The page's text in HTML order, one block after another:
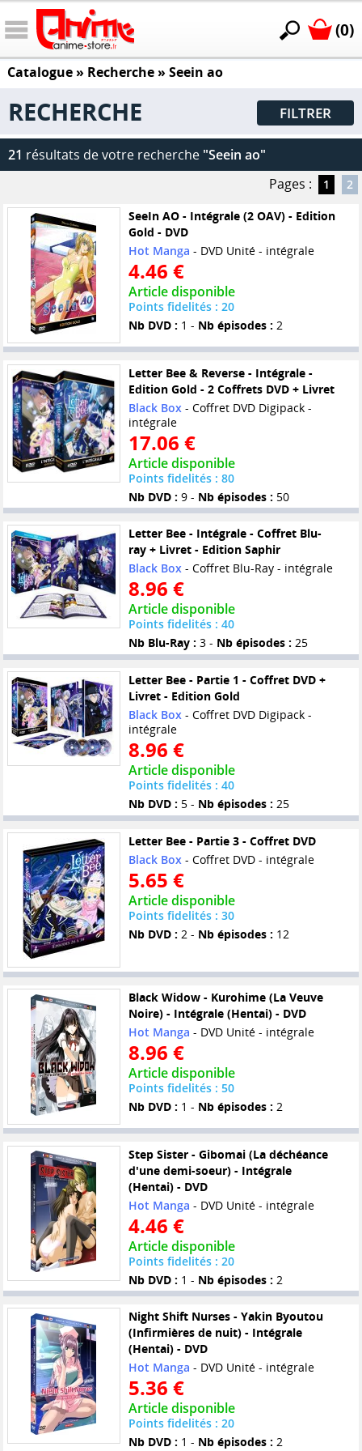
(0)
Catalogue» Recherche » Seein ao
RECHERCHE FILTRER
21 résultats de votre recherche "Seein ao"
Pages :
1 2
SeeIn AO - Intégrale (2 OAV) - Edition
Gold - DVD
Hot Manga - DVD Unité - intégrale
4.46 €
Article disponible
Points fidelités : 20
Nb DVD : 1 - Nb épisodes : 2
Letter Bee & Reverse - Intégrale -
Edition Gold - 2 Coffrets DVD + Livret
Black Box - Coffret DVD Digipack -
intégrale
17.06 €
Article disponible
Points fidelités : 80
Nb DVD : 9 - Nb épisodes : 50
Letter Bee - Intégrale - Coffret Blu-
ray + Livret - Edition Saphir
Black Box- Coffret Blu-Ray - intégrale
8.96 €
Article disponible
Points fidelités : 40
Nb Blu-Ray : 3 - Nb épisodes : 25
Letter Bee - Partie 1 - Coffret DVD +
Livret - Edition Gold
Black Box- Coffret DVD Digipack -
intégrale
8.96 €
Article disponible
Points fidelités : 40
Nb DVD : 5 - Nb épisodes : 25
Letter Bee - Partie 3 - Coffret DVD
Black Box- Coffret DVD - intégrale
5.65 €
Article disponible
Points fidelités : 30
Nb DVD : 2 - Nb épisodes : 12
Black Widow - Kurohime (La Veuve
Noire) - Intégrale (Hentai) - DVD
Hot Manga - DVD Unité - intégrale
8.96 €
Article disponible
Points fidelités : 50
Nb DVD : 1 - Nb épisodes : 2
Step Sister - Gibomai (La déchéance
d'une demi-soeur) - Intégrale
(Hentai) - DVD
Hot Manga - DVD Unité - intégrale
4.46 €
Article disponible
Points fidelités : 20
Nb DVD : 1 - Nb épisodes : 2
Night Shift Nurses - Yakin Byoutou
(Infirmières de nuit) - Intégrale
(Hentai) - DVD
Hot Manga - DVD Unité - intégrale
5.36 €
Article disponible
Points fidelités : 20
Nb DVD : 1 - Nb épisodes : 2